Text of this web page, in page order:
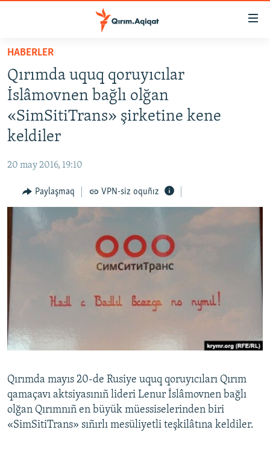
Esas
qaytmaq
Baş
navigatsiyağa
qaytmaq
Qıdıruvğa
HABERLER
SİYASET
İQTİSADİYAT
CEMİYET
İNSAN AQLARI
VİDEO
SÜRET
FİKİR
QOŞULIÑIZ!
RFE/RS bütün saytları
HABERLER
Qırımda uquq qoruyıcılar
İslâmovnen bağlı olğan
«SimSitiTrans» şirketine kene
keldiler
20 may 2016, 19:10
Paylaşmaq VPN-siz oquñız
Qırımda mayıs 20-de Rusiye uquq qoruyıcıları Qırım
qamaçavı aktsiyasınıñ lideri Lenur İslâmovnen bağlı
olğan Qırımnıñ en büyük müessiselerinden biri
«SimSitiTrans» sıñırlı mesüliyetli teşkilâtına keldiler.